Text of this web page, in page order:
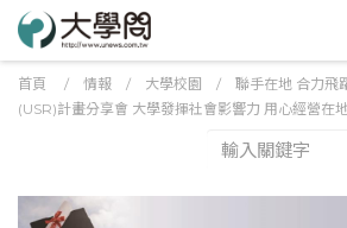
首頁 / 情報 / 大學校園 / 聯手在地 合力飛
(USR)計畫分享會 大學發揮社會影響力 用心經營在